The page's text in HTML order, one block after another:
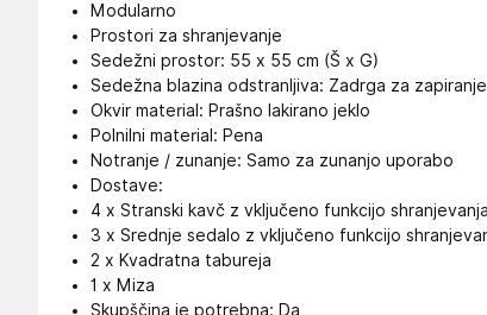
Modularno
Prostori za shranjevanje
Sedežni prostor: 55 x 55 cm (Š x G)
Sedežna blazina odstranljiva: Zadrga za zapiranje
Okvir material: Prašno lakirano jeklo
Polnilni material: Pena
Notranje / zunanje: Samo za zunanjo uporabo
Dostave:
4 x Stranski kavč z vključeno funkcijo
3 x Srednje sedalo z vključeno funkcijo
2 x Kvadratna tabureja
1 x Miza
Skupščina je potrebna: Da